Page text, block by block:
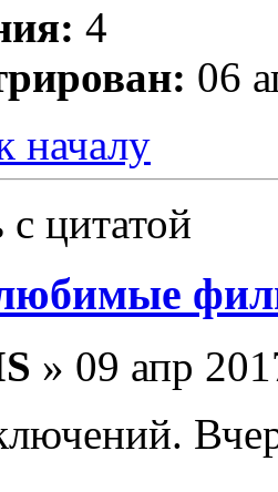
4
06
началу
с цитатой
» 09 апр